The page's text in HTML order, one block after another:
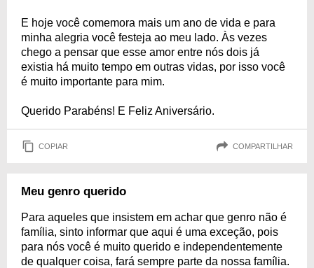
E hoje você comemora mais um ano de vida e para
minha alegria você festeja ao meu lado. Às vezes
chego a pensar que esse amor entre nós dois já
existia há muito tempo em outras vidas, por isso você
é muito importante para mim.
Querido Parabéns! E Feliz Aniversário.
COPIAR COMPARTILHAR
Meu genro querido
Para aqueles que insistem em achar que genro não é
família, sinto informar que aqui é uma exceção, pois
para nós você é muito querido e independentemente
de qualquer coisa, fará sempre parte da nossa família.